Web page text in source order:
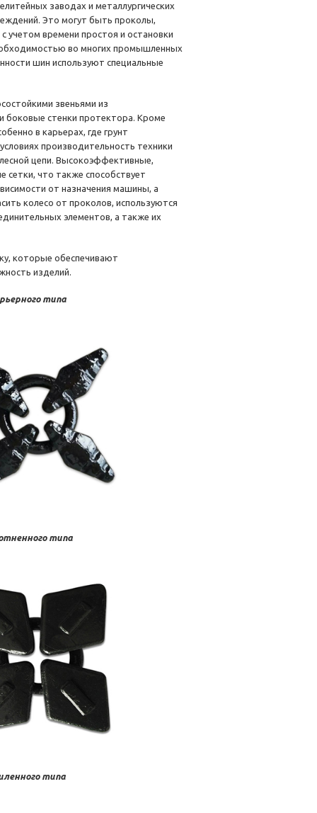
заводах и металлургических
Это могут быть проколы,
учетом времени простоя и остановки
во многих промышленных
шин используют специальные
звеньями из
боковые стенки протектора. Кроме
в карьерах, где грунт
производительность техники
цепи. Высокоэффективные,
что также способствует
от назначения машины, а
колесо от проколов, используются
элементов, а также их
которые обеспечивают
изделий.
типа
типа
типа